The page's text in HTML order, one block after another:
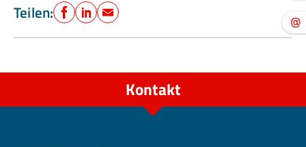
Teilen: Facebook
LinkedIn
E-Mail
Kontakt